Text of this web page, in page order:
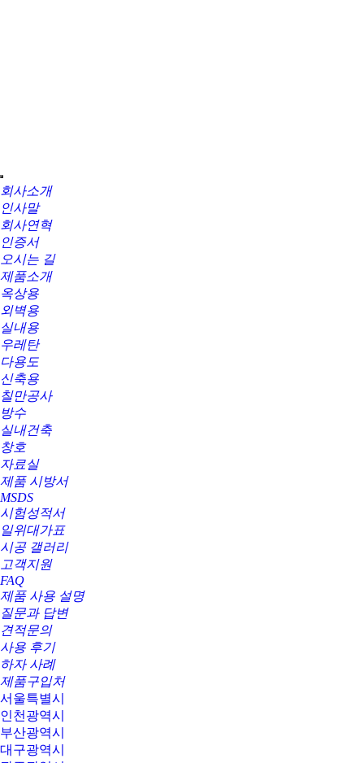
회사소개
인사말
회사연혁
인증서
오시는 길
제품소개
옥상용
외벽용
실내용
우레탄
다용도
신축용
칠만공사
방수
실내건축
창호
자료실
제품 시방서
MSDS
시험성적서
일위대가표
시공 갤러리
고객지원
FAQ
제품 사용 설명
질문과 답변
견적문의
사용 후기
하자 사례
제품구입처
서울특별시
인천광역시
부산광역시
대구광역시